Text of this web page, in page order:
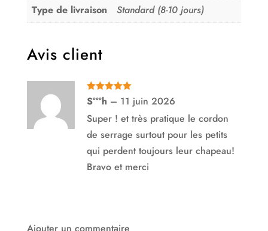
Type de livraison
Standard (8-10 jours)
Avis client
Note
sur
5
S°°°h – 11 juin 2026
Super ! et très pratique le cordon
de serrage surtout pour les petits
qui perdent toujours leur chapeau!
Bravo et merci